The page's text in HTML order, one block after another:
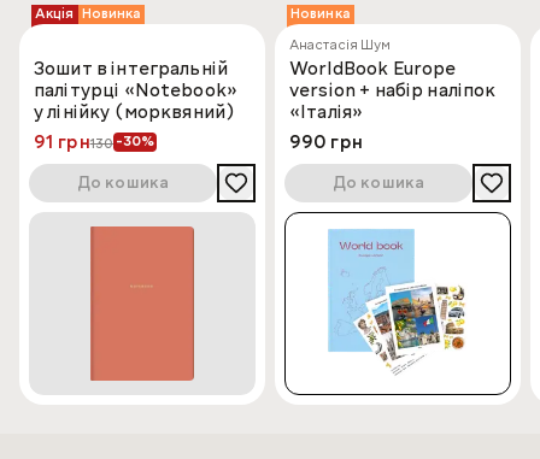
Акція Новинка
Зошит в інтегральній
палітурці «Notebook»
у лінійку (морквяний)
91 грн130 -30%
До кошика
Новинка
Анастасія Шум
WorldBook Europe
version + набір наліпок
«Італія»
990 грн
До кошика